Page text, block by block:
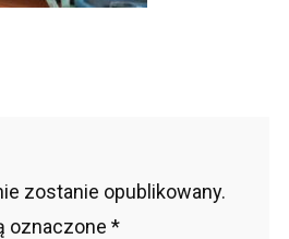
zostanie opublikowany.
oznaczone *